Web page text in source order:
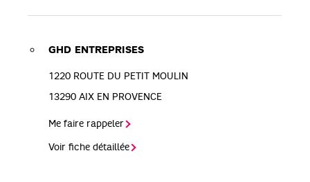
GHD ENTREPRISES
1220 ROUTE DU PETIT MOULIN
13290 AIX EN PROVENCE
Me faire rappeler
Voir fiche détaillée